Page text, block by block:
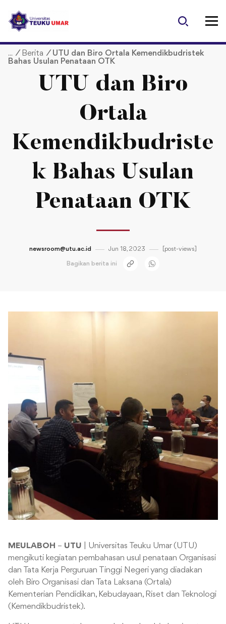
p
/ Berita / UTU dan Biro Ortala Kemendikbudristek
Bahas Usulan Penataan OTK
UTU dan Biro
Ortala
Kemendikbudriste
k Bahas Usulan
Penataan OTK
newsroom@utu.ac.id Jun 18, 2023 [post-views]
Bagikan berita ini
MEULABOH – UTU | Universitas Teuku Umar (UTU)
mengikuti kegiatan pembahasan usul penataan Organisasi
dan Tata Kerja Perguruan Tinggi Negeri yang diadakan
oleh Biro Organisasi dan Tata Laksana (Ortala)
Kementerian Pendidikan, Kebudayaan, Riset dan Teknologi
(Kemendikbudristek).